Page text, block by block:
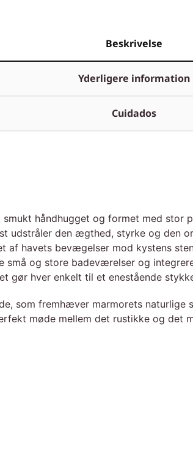
Beskrivelse
Yderligere information
Cuidados
smukt håndhugget og formet med
udstråler den ægthed, styrke og den
af havets bevægelser mod kystens
små og store badeværelser og
gør hver enkelt til et enestående
som fremhæver marmorets
møde mellem det rustikke og det